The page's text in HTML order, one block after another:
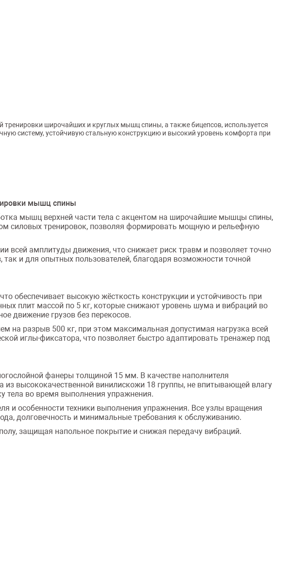
тренировки широчайших и круглых мышц спины, а также бицепсов, используется
систему, устойчивую стальную конструкцию и высокий уровень комфорта при
мышц спины
мышц верхней части тела с акцентом на широчайшие мышцы спины,
силовых тренировок, позволяя формировать мощную и рельефную
всей амплитуды движения, что снижает риск травм и позволяет точно
и для опытных пользователей, благодаря возможности точной
обеспечивает высокую жёсткость конструкции и устойчивость при
плит массой по 5 кг, которые снижают уровень шума и вибраций во
движение грузов без перекосов.
на разрыв 500 кг, при этом максимальная допустимая нагрузка всей
иглы-фиксатора, что позволяет быстро адаптировать тренажер под
фанеры толщиной 15 мм. В качестве наполнителя
из высококачественной винилискожи 18 группы, не впитывающей влагу
тела во время выполнения упражнения.
и особенности техники выполнения упражнения. Все узлы вращения
долговечность и минимальные требования к обслуживанию.
защищая напольное покрытие и снижая передачу вибраций.